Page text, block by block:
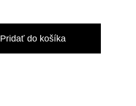
Pridať do košíka